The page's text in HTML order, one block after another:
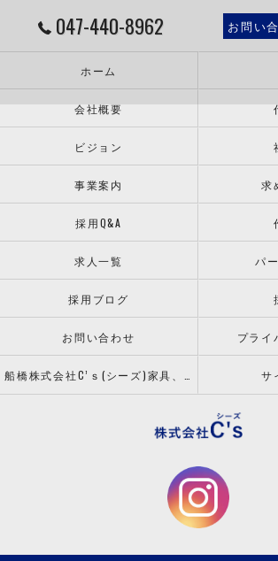
047-440-8962 お問い
ホーム
会社概要
ビジョン
事業案内 求
採用Q&A
求人一覧 パ
採用ブログ
お問い合わせ プライ
サ